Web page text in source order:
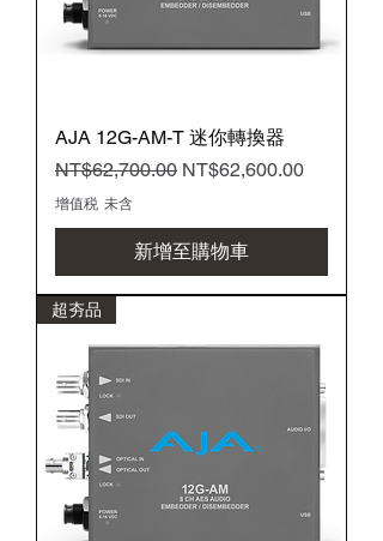
AJA 12G-AM-T 迷你轉換器
一般價格
NT$62,700.00 促銷價格
NT$62,600.00
增值税 未含
新增至購物車
超夯品